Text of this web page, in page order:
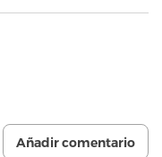
Añadir comentario